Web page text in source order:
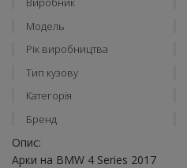
Модель
Рік виробництва
Тип кузову
Категорія
Бренд
Опис:
Арки на BMW 4 Series 2017